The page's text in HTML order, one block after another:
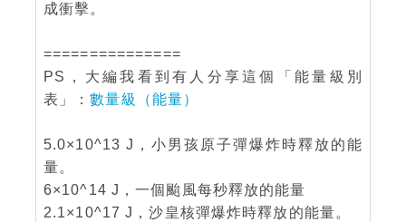
成衝擊。
===============
PS，大編我看到有人分享這個「能量級別
表」：數量級（能量）
5.0×10^13 J，小男孩原子彈爆炸時釋放的能
量。
6×10^14 J，一個颱風每秒釋放的能量
2.1×10^17 J，沙皇核彈爆炸時釋放的能量。